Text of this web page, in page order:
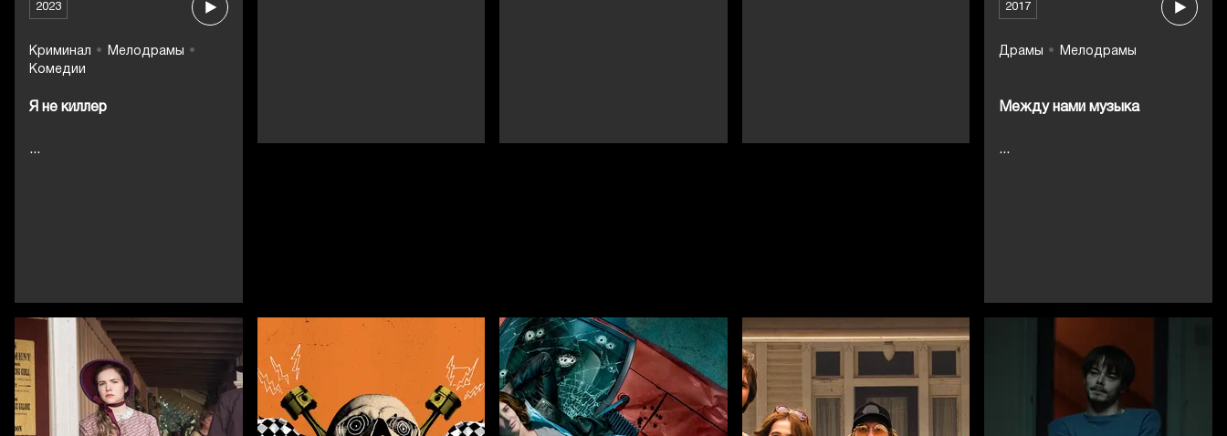
2023
Криминал
Мелодрамы
Комедии
Я не киллер
...
2017
Драмы Мелодрамы
Между нами музыка
...